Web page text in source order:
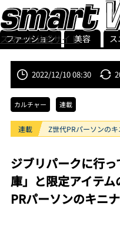
スマート公式サイト
ファッション 美容 ス
2022/12/10 08:30
カルチャー 連載
連載 Z世代PRパーソンの
ジブリパークに行
庫」と限定アイテ
PRパーソンのキニ